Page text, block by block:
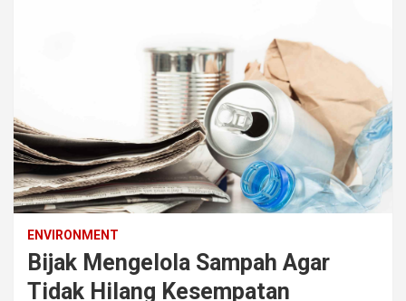
ENVIRONMENT
Bijak Mengelola Sampah Agar
Tidak Hilang Kesempatan